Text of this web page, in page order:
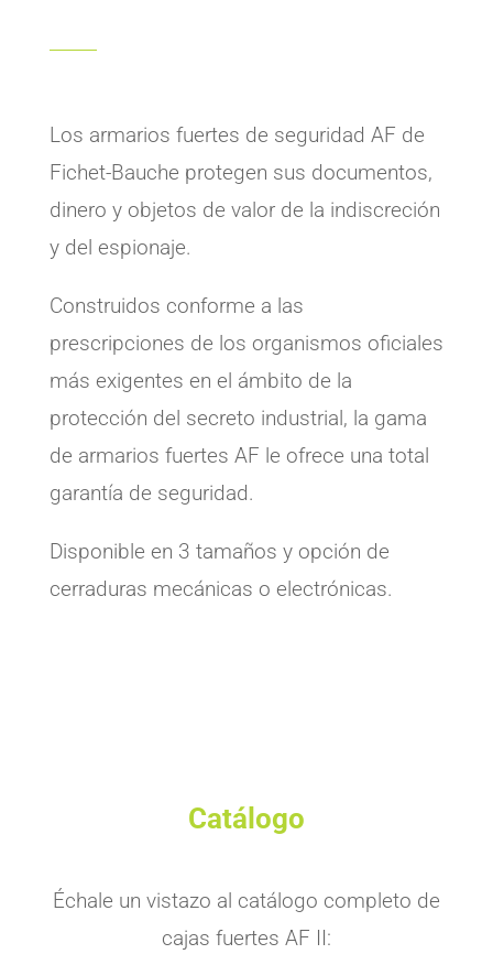
Los armarios fuertes de seguridad AF de
Fichet-Bauche protegen sus documentos,
dinero y objetos de valor de la indiscreción
y del espionaje.
Construidos conforme a las
prescripciones de los organismos oficiales
más exigentes en el ámbito de la
protección del secreto industrial, la gama
de armarios fuertes AF le ofrece una total
garantía de seguridad.
Disponible en 3 tamaños y opción de
cerraduras mecánicas o electrónicas.
Catálogo
Échale un vistazo al catálogo completo de
cajas fuertes AF II: